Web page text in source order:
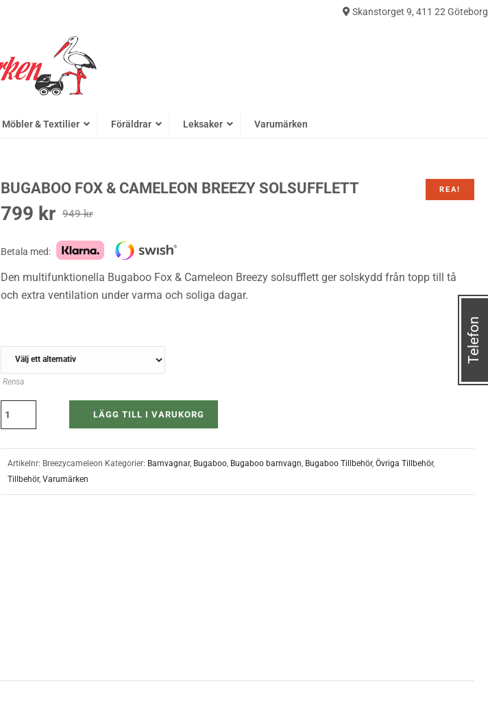
Skanstorget 9, 411 22 Göteborg
Möbler & Textilier Föräldrar Leksaker Varumärken
REA!
BUGABOO FOX & CAMELEON BREEZY SOLSUFFLETT
949kr
Det
priset
949 kr.
799 krDet
priset
799 kr.
Betala med:
Den multifunktionella Bugaboo Fox & Cameleon Breezy solsufflett ger solskydd från topp till tå
och extra ventilation under varma och soliga dagar.
Rensa
LÄGG TILL I VARUKORG
Artikelnr: Breezycameleon Kategorier: Barnvagnar, Bugaboo, Bugaboo barnvagn, Bugaboo Tillbehör, Övriga Tillbehör,
Tillbehör, Varumärken
Telefon